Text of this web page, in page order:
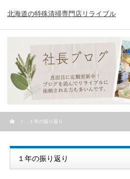
北海道の特殊清掃専門店リライブル
１年の振り返り
１年の振り返り